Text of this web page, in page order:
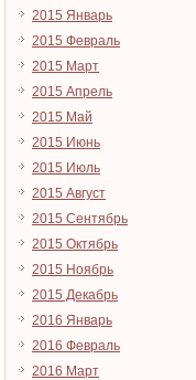
2015 Январь
2015 Февраль
2015 Март
2015 Апрель
2015 Май
2015 Июнь
2015 Июль
2015 Август
2015 Сентябрь
2015 Октябрь
2015 Ноябрь
2015 Декабрь
2016 Январь
2016 Февраль
2016 Март